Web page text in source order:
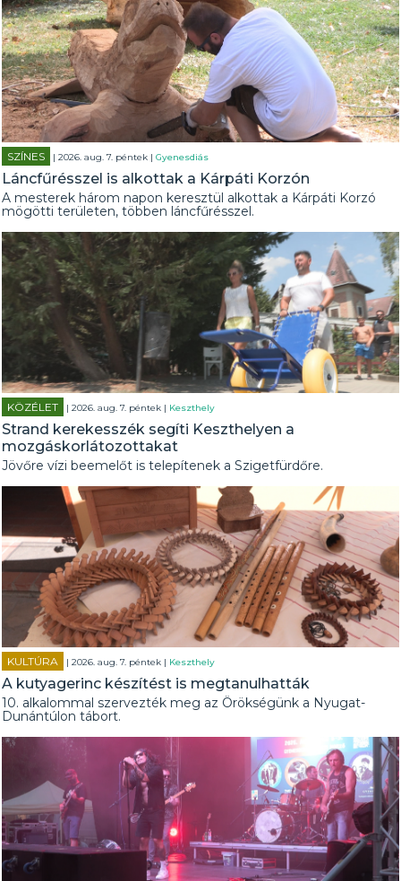
SZÍNES | 2026. aug. 7. péntek |Gyenesdiás
Láncfűrésszel is alkottak a Kárpáti Korzón
A mesterek három napon keresztül alkottak a Kárpáti Korzó
mögötti területen, többen láncfűrésszel.
KÖZÉLET | 2026. aug. 7. péntek | Keszthely
Strand kerekesszék segíti Keszthelyen a
mozgáskorlátozottakat
Jövőre vízi beemelőt is telepítenek a Szigetfürdőre.
KULTÚRA | 2026. aug. 7. péntek | Keszthely
A kutyagerinc készítést is megtanulhatták
10. alkalommal szervezték meg az Örökségünk a Nyugat-
Dunántúlon tábort.